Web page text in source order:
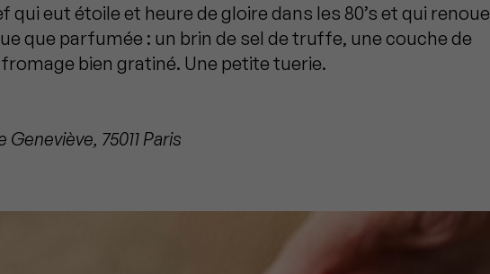
qui eut étoile et heure de gloire dans les 80’s et qui renoue
que parfumée : un brin de sel de truffe, une couche de
bien gratiné. Une petite tuerie.
75011 Paris